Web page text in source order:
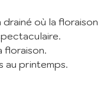
drainé où la floraison
floraison.
au printemps.